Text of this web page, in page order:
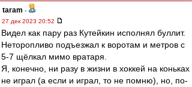
taram -
27 дек 2023 20:52
Видел как пару раз Кутейкин исполнял буллит.
Неторопливо подъезжал к воротам и метров с
5-7 щёлкал мимо вратаря.
Я, конечно, ни разу в жизни в хоккей на коньках
не играл (а если и играл, то не помню), но, по-